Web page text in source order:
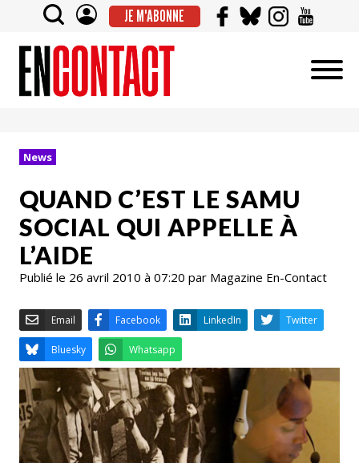
JE M'ABONNE
News
QUAND C’EST LE SAMU
SOCIAL QUI APPELLE À
L’AIDE
Publié le 26 avril 2010 à 07:20 par Magazine En-Contact
Email Facebook LinkedIn
Bluesky Whatsapp